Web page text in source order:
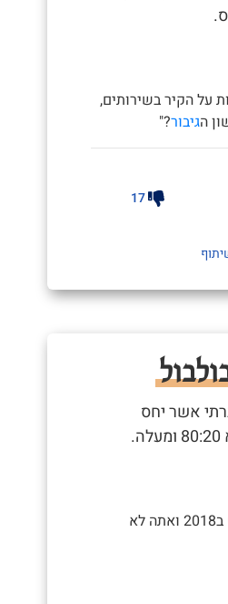
על הקיר בשירותים,
הגיבור?"
17
אשר יחס
- "נסעתי למנושפסט ב2018 ואתה לא